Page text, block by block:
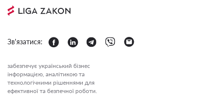
Зв'язатися:
забезпечує український бізнес
інформацією, аналітикою та
технологічними рішеннями для
ефективної та безпечної роботи.